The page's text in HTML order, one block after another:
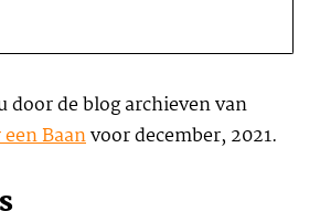
door de blog archieven van
Baanvoor december, 2021.